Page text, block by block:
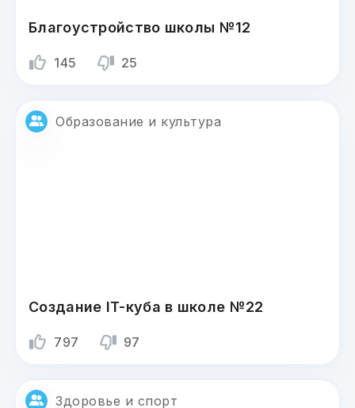
Благоустройство школы №12
145 25
Образование и культура
Создание IT-куба в школе №22
797 97
Здоровье и спорт